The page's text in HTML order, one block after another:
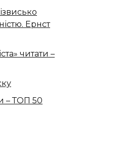
Ернст
читати –
– ТОП 50